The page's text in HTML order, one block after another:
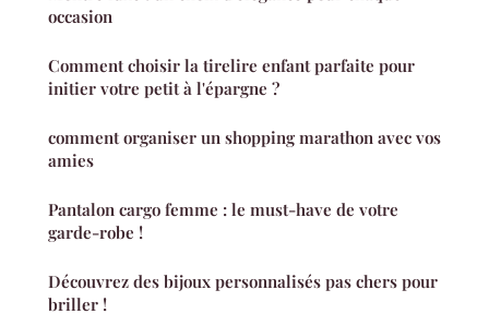
occasion
Comment choisir la tirelire enfant parfaite pour
initier votre petit à l'épargne ?
comment organiser un shopping marathon avec vos
amies
Pantalon cargo femme : le must-have de votre
garde-robe !
Découvrez des bijoux personnalisés pas chers pour
briller !